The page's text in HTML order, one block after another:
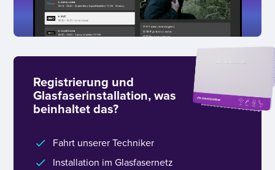
Registrierung und
Glasfaserinstallation, was
beinhaltet das?
Fahrt unserer Techniker
Installation im Glasfasernetz